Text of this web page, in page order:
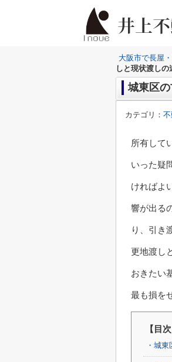
大阪市で長屋
しと現状渡しの
城東区
カテゴリ：
所有して
いった疑
ければよ
響が出る
り、引き
更地渡し
おきたい
最も損を
【目次
・城